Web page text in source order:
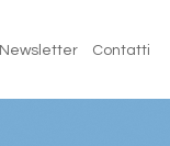
Newsletter Contatti